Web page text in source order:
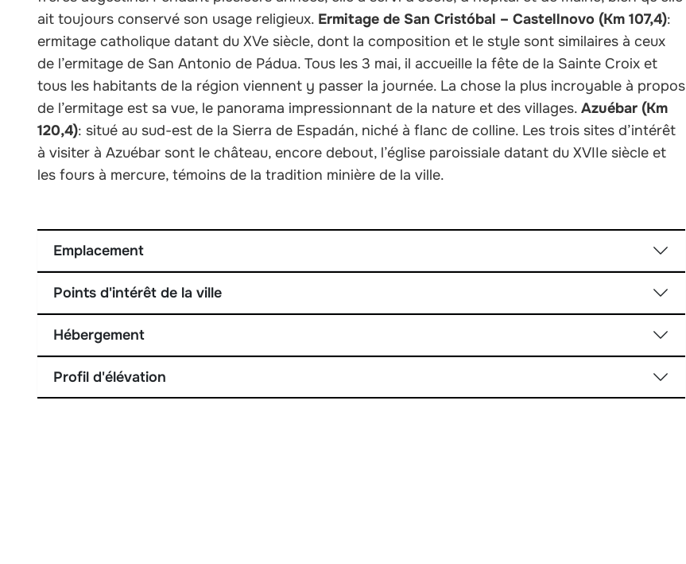
ait toujours conservé son usage religieux. Ermitage de San Cristóbal – Castellnovo (Km 107,4):
ermitage catholique datant du XVe siècle, dont la composition et le style sont similaires à ceux
de l’ermitage de San Antonio de Pádua. Tous les 3 mai, il accueille la fête de la Sainte Croix et
tous les habitants de la région viennent y passer la journée. La chose la plus incroyable à propos
de l’ermitage est sa vue, le panorama impressionnant de la nature et des villages.Azuébar (Km
120,4): situé au sud-est de la Sierra de Espadán, niché à flanc de colline. Les trois sites d’intérêt
à visiter à Azuébar sont le château, encore debout, l’église paroissiale datant du XVIIe siècle et
les fours à mercure, témoins de la tradition minière de la ville.
Emplacement
Points d'intérêt de la ville
Hébergement
Profil d'élévation